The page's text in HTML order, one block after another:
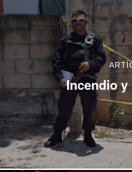
Incendio y